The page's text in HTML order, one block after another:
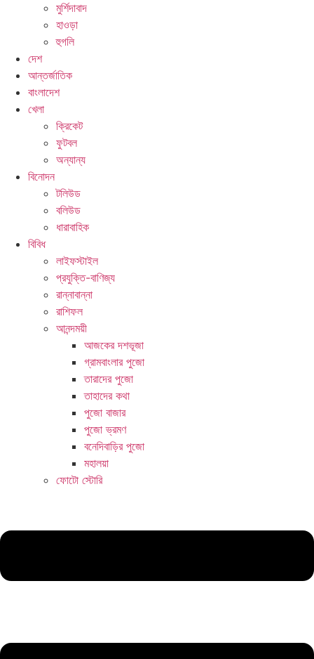
মুর্শিদাবাদ
হাওড়া
হুগলি
দেশ
আন্তর্জাতিক
বাংলাদেশ
খেলা
ক্রিকেট
ফুটবল
অন্যান্য
বিনোদন
টলিউড
বলিউড
ধারাবাহিক
বিবিধ
লাইফস্টাইল
প্রযুক্তি-বাণিজ্য
রান্নাবান্না
রাশিফল
আনন্দময়ী
আজকের দশভূজা
গ্রামবাংলার পুজো
তারাদের পুজো
তাহাদের কথা
পুজো বাজার
পুজো ভ্রমণ
বনেদিবাড়ির পুজো
মহালয়া
ফোটো স্টোরি